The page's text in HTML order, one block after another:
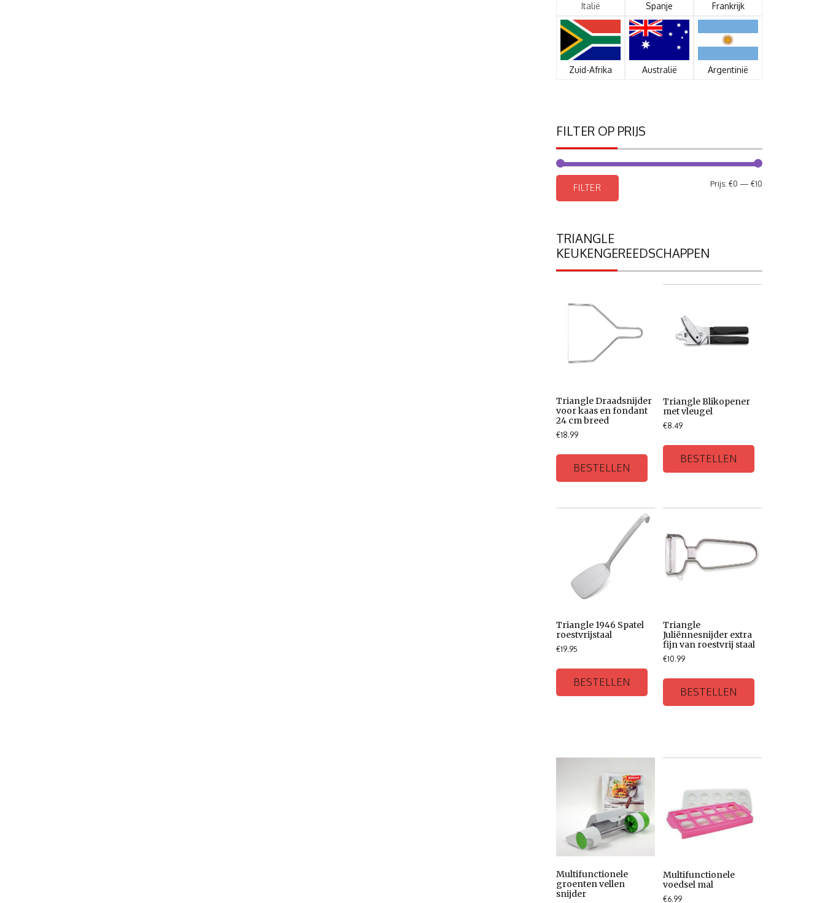
Italië Spanje Frankrijk
Zuid-Afrika Australië Argentinië
FILTER OP PRIJS
FILTER Prijs: €0 — €10
TRIANGLE
KEUKENGEREEDSCHAPPEN
Triangle Draadsnijder
voor kaas en fondant
24 cm breed
€18.99
BESTELLEN
Triangle Blikopener
met vleugel
€8.49
BESTELLEN
Triangle 1946 Spatel
roestvrijstaal
€19.95
BESTELLEN
Triangle
Juliënnesnijder extra
fijn van roestvrij staal
€10.99
BESTELLEN
Multifunctionele
groenten vellen
snijder
Multifunctionele
voedsel mal
€6.99